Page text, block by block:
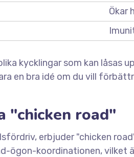
Ökar
kycklingar som kan låsas
en bra idé om du vill
"chicken road"
erbjuder "chicken
ögon-koordinationen, vilket